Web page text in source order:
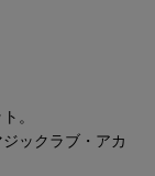
。
ックラブ・アカ